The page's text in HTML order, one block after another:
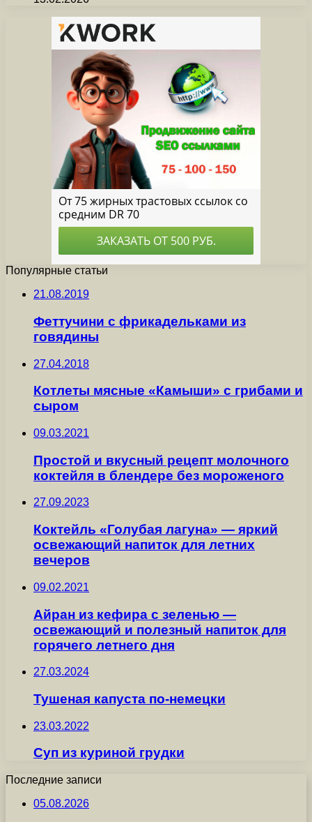
Популярные статьи
21.08.2019
Феттучини с фрикадельками из
говядины
27.04.2018
Котлеты мясные «Камыши» с грибами и
сыром
09.03.2021
Простой и вкусный рецепт молочного
коктейля в блендере без мороженого
27.09.2023
Коктейль «Голубая лагуна» — яркий
освежающий напиток для летних
вечеров
09.02.2021
Айран из кефира с зеленью —
освежающий и полезный напиток для
горячего летнего дня
27.03.2024
Тушеная капуста по-немецки
23.03.2022
Суп из куриной грудки
Последние записи
05.08.2026